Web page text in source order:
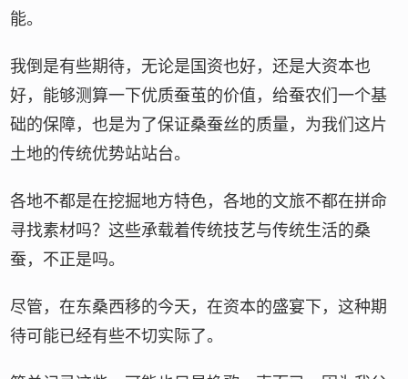
能。
我倒是有些期待，无论是国资也好，还是大资本也
好，能够测算一下优质蚕茧的价值，给蚕农们一个基
础的保障，也是为了保证桑蚕丝的质量，为我们这片
土地的传统优势站站台。
各地不都是在挖掘地方特色，各地的文旅不都在拼命
寻找素材吗？这些承载着传统技艺与传统生活的桑
蚕，不正是吗。
尽管，在东桑西移的今天，在资本的盛宴下，这种期
待可能已经有些不切实际了。